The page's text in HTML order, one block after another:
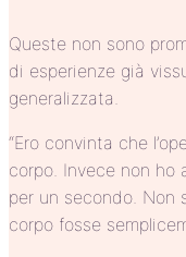
Queste non sono
di esperienze già
generalizzata.
“Ero convinta che
corpo. Invece non ho
per un secondo. Non
corpo fosse